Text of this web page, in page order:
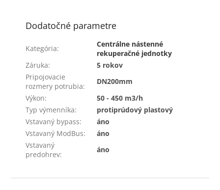
Dodatočné parametre
Kategória:
Centrálne nástenné
rekuperačné jednotky
Záruka:
5 rokov
Pripojovacie
rozmery potrubia:
DN200mm
Výkon:
50 - 450 m3/h
Typ výmenníka:
protiprúdový plastový
Vstavaný bypass:
áno
Vstavaný ModBus:
áno
Vstavaný
predohrev:
áno